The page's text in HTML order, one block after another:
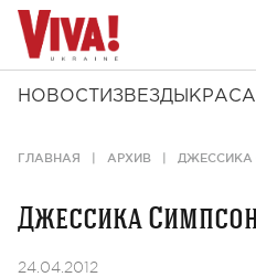
НОВОСТИ ЗВЕЗДЫ КРАСА
ГЛАВНАЯ АРХИВ ДЖЕССИКА
Джессика
24.04.2012